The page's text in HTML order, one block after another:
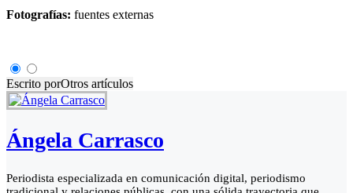
Fotografías: fuentes externas
Escrito porOtros artículos
Ángela Carrasco
Periodista especializada en comunicación digital, periodismo